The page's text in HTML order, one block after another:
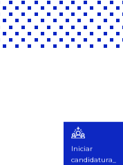
Iniciar
candidatura_